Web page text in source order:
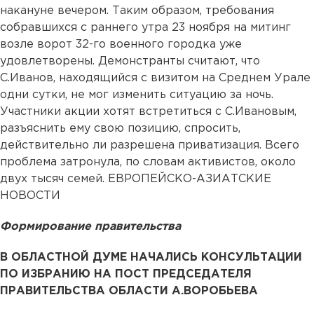
накануне вечером. Таким образом, требования
собравшихся с раннего утра 23 ноября на митинг
возле ворот 32-го военного городка уже
удовлетворены. Демонстранты считают, что
С.Иванов, находящийся с визитом на Среднем Урале
одни сутки, не мог изменить ситуацию за ночь.
Участники акции хотят встретиться с С.Ивановым,
разъяснить ему свою позицию, спросить,
действительно ли разрешена приватизация. Всего
проблема затронула, по словам активистов, около
двух тысяч семей. ЕВРОПЕЙСКО-АЗИАТСКИЕ
НОВОСТИ
Формирование правительства
В ОБЛАСТНОЙ ДУМЕ НАЧАЛИСЬ КОНСУЛЬТАЦИИ
ПО ИЗБРАНИЮ НА ПОСТ ПРЕДСЕДАТЕЛЯ
ПРАВИТЕЛЬСТВА ОБЛАСТИ А.ВОРОБЬЕВА